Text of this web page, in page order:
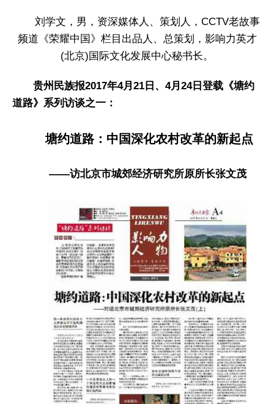
刘学文，男，资深媒体人、策划人，CCTV老故事
频道《荣耀中国》栏目出品人、总策划，影响力英才
(北京)国际文化发展中心秘书长。
贵州民族报2017年4月21日、4月24日登载《塘约
道路》系列访谈之一：
塘约道路：中国深化农村改革的新起点
——访北京市城郊经济研究所原所长张文茂